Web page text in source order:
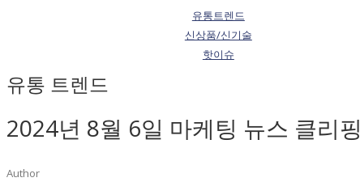
유통트렌드
신상품/신기술
핫이슈
유통 트렌드
2024년 8월 6일 마케팅 뉴스 클리핑
Author